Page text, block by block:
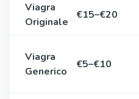
Viagra
Originale
€15–€20
Viagra
Generico
€5–€10